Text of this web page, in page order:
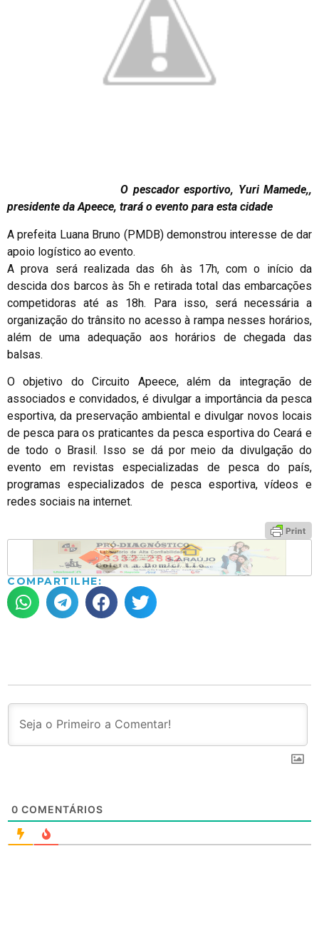
O pescador esportivo, Yuri Mamede,,
presidente da Apeece, trará o evento para esta cidade
A prefeita Luana Bruno (PMDB) demonstrou interesse de dar
apoio logístico ao evento.
A prova será realizada das 6h às 17h, com o início da
descida dos barcos às 5h e retirada total das embarcações
competidoras até as 18h. Para isso, será necessária a
organização do trânsito no acesso à rampa nesses horários,
além de uma adequação aos horários de chegada das
balsas.
O objetivo do Circuito Apeece, além da integração de
associados e convidados, é divulgar a importância da pesca
esportiva, da preservação ambiental e divulgar novos locais
de pesca para os praticantes da pesca esportiva do Ceará e
de todo o Brasil. Isso se dá por meio da divulgação do
evento em revistas especializadas de pesca do país,
programas especializados de pesca esportiva, vídeos e
redes sociais na internet.
COMPARTILHE:
0 COMENTÁRIOS